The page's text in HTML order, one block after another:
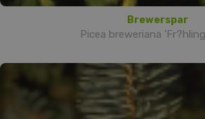
Brewerspar
Picea breweriana